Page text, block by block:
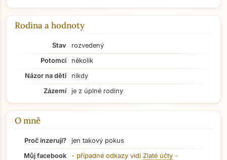
Rodina a hodnoty
Stav
rozvedený
Potomci
několik
Názor na děti
nikdy
Zázemí
je z úplné rodiny
O mně
Proč inzeruji?
jen takový pokus
Můj facebook
- případné odkazy vidí Zlaté účty -